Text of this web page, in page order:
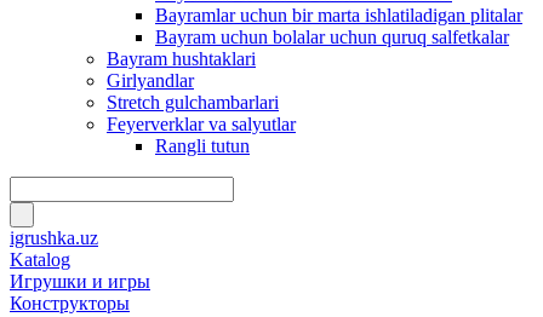
Bayramlar uchun bir marta ishlatiladigan plitalar
Bayram uchun bolalar uchun quruq salfetkalar
Bayram hushtaklari
Girlyandlar
Stretch gulchambarlari
Feyerverklar va salyutlar
Rangli tutun
igrushka.uz
Katalog
Игрушки и игры
Конструкторы